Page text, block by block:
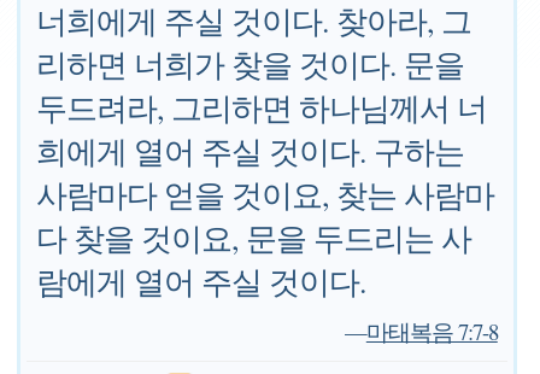
너희에게 주실 것이다. 찾아라, 그
리하면 너희가 찾을 것이다. 문을
두드려라, 그리하면 하나님께서 너
희에게 열어 주실 것이다. 구하는
사람마다 얻을 것이요, 찾는 사람마
다 찾을 것이요, 문을 두드리는 사
람에게 열어 주실 것이다.
—마태복음 7:7-8